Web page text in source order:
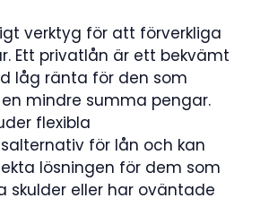
verktyg för att förverkliga
Ett privatlån är ett bekvämt
låg ränta för den som
mindre summa pengar.
flexibla
för lån och kan
lösningen för dem som
skulder eller har oväntade